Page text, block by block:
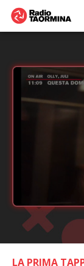
LA PRIMA